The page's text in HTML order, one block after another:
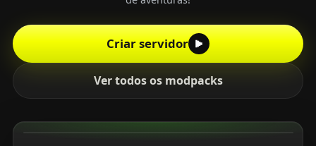
Login
Criar servidor
Ver todos os modpacks